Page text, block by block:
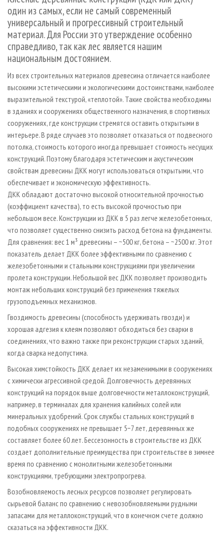
СУШКА ДРЕВЕСИНЫ
ПРОИЗВОДСТВО ДРЕВЕСНЫХ ПЛИТ
ДЕРЕВЯННОЕ ДОМОСТРОЕНИЕ
ПРОИЗВОДСТВО МЕБЕЛИ
БИОЭНЕРГЕТИКА
ЦБП
ИНСТРУМЕНТ И МАТЕРИАЛЫ
ПЕРСОНЫ
МОБИЛЬНЫЕ ВЫСТАВКИ
ОФИЦИАЛЬНЫЕ ДЕЛЕГАЦИИ
ПРИОРИТЕТНЫЕ ИНВЕСТПРОЕКТЫ
RUSSIAN FORESTRY REVIEW
ГАЗЕТА ЛЕСПРОМФОРУМ
БИБЛИОТЕКА СПЕЦИАЛИСТА
КОНТАКТЫ
РЕКЛАМА
РЕКЛАМА НА САЙТЕ
один из самых, если не самый современный
универсальный и прогрессивный строительный
материал. Для России это утверждение особенно
справедливо, так как лес является нашим
национальным достоянием.
Из всех строительных материалов древесина отличается наиболее
высокими эстетическими и экологическими достоинствами, наиболее
выразительной текстурой, «теплотой». Такие свойства необходимы
в зданиях и сооружениях общественного назначения, в спортивных
сооружениях, где конструкции стремятся оставить открытыми в
интерьере. В ряде случаев это позволяет отказаться от подвесного
потолка, стоимость которого иногда превышает стоимость несущих
конструкций. Поэтому благодаря эстетическим и акустическим
свойствам древесины ДКК могут использоваться открытыми, что
обеспечивает и экономическую эффективность.
ДКК обладают достаточно высокой относительной прочностью
(коэффициент качества), то есть высокой прочностью при
небольшом весе. Конструкции из ДКК в 5 раз легче железобетонных,
что позволяет существенно снизить расход бетона на фундаменты.
Для сравнения: вес 1 м³ древесины – ~500 кг, бетона – ~2500 кг. Этот
показатель делает ДКК более эффективными по сравнению с
железобетонными и стальными конструкциями при увеличении
пролета конструкции. Небольшой вес ДКК позволяет производить
монтаж небольших конструкций без применения тяжелых
грузоподъемных механизмов.
Гвоздимость древесины (способность удерживать гвозди) и
хорошая адгезия к клеям позволяют обходиться без сварки в
соединениях, что важно также при реконструкции старых зданий,
когда сварка недопустима.
Высокая химстойкость ДКК делает их незаменимыми в сооружениях
с химически агрессивной средой. Долговечность деревянных
конструкций на порядок выше долговечности металлоконструкций,
например, в терминалах для хранения калийных солей или
минеральных удобрений. Срок службы стальных конструкций в
подобных сооружениях не превышает 5−7 лет, деревянных же
составляет более 60 лет. Бессезонность в строительстве из ДКК
создает дополнительные преимущества при строительстве в зимнее
время по сравнению с монолитными железобетонными
конструкциями, требующими электропрогрева.
Возобновляемость лесных ресурсов позволяет регулировать
сырьевой баланс по сравнению с невозобновляемыми рудными
запасами для металлоконструкций, что в конечном счете должно
сказаться на эффективности ДКК.